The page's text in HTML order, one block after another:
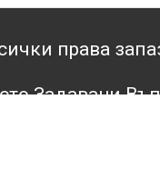
права
Задавани